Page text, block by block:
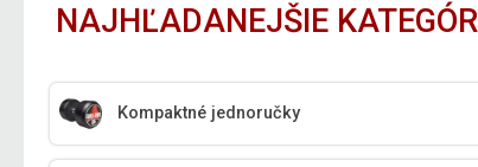
NAJHĽADANEJŠIE
Kompaktné jednoručky